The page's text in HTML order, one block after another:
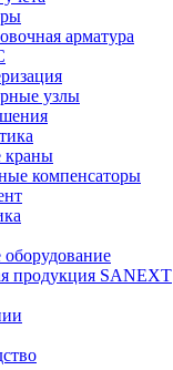
арматура
узлы
компенсаторы
продукция SANEXT